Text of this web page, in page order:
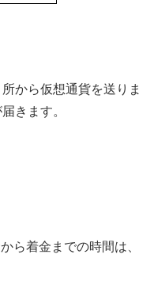
から仮想通貨を送りま
きます。
ら着金までの時間は、